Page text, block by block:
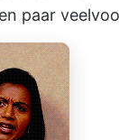
paar